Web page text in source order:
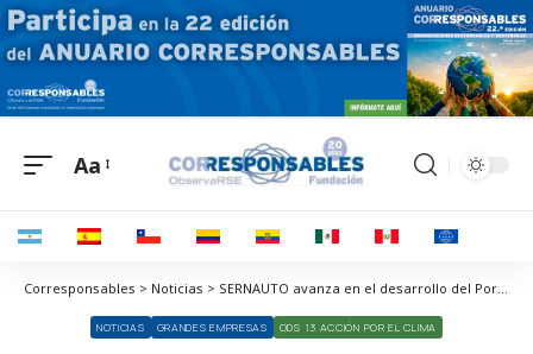
Aa
Corresponsables > Noticias > SERNAUTO avanza en el desarrollo del Portal de Impacto de Sostenibilidad sectorial
NOTICIAS GRANDES EMPRESAS ODS 13 ACCIÓN POR EL CLIMA